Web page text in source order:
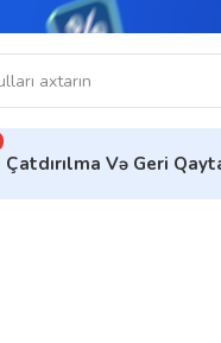
Çatdırılma Və Geri